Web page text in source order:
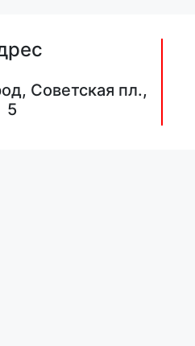
Советская пл.,
5